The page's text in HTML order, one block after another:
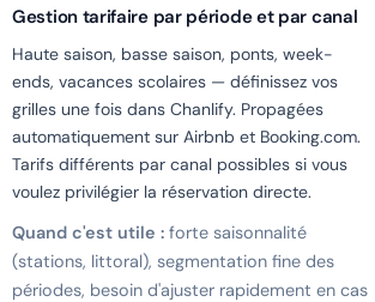
Gestion tarifaire par période et par canal
Haute saison, basse saison, ponts, week-
ends, vacances scolaires — définissez vos
grilles une fois dans Chanlify. Propagées
automatiquement sur Airbnb et Booking.com.
Tarifs différents par canal possibles si vous
voulez privilégier la réservation directe.
Quand c'est utile : forte saisonnalité
(stations, littoral), segmentation fine des
périodes, besoin d'ajuster rapidement en cas